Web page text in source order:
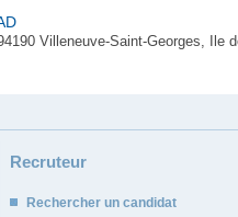
Villeneuve-Saint-Georges, Ile
Recruteur
Rechercher un candidat